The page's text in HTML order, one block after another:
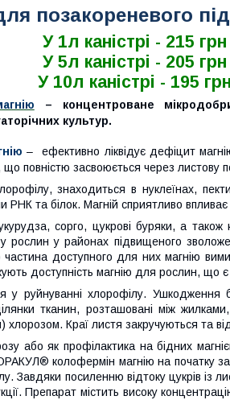
позакореневого
У 1л каністрі - 215
У 5л каністрі - 205
У 10л каністрі - 195
– концентроване
культур.
– ефективно ліквідує дефіцит
що повністю засвоюється через листову
знаходиться в нуклеїнах,
РНК та білок. Магній сприятливо
сорго, цукрові буряки, а
рослин у районах підвищеного
доступного для них магнію
доступність магнію для рослин, що є
у руйнуванні хлорофілу.
тканин, розташовані між
Краї листя закручуються та
або як профілактика на бідних
колофермін магнію на початку
Завдяки посиленню відтоку цукрів
Препарат містить високу